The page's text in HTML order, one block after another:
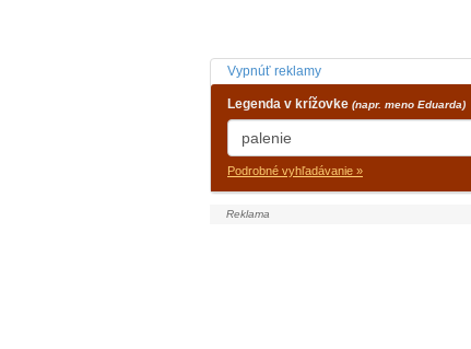
Vypnúť reklamy
Legenda v krížovke (napr. meno Eduarda)
Podrobné vyhľadávanie »